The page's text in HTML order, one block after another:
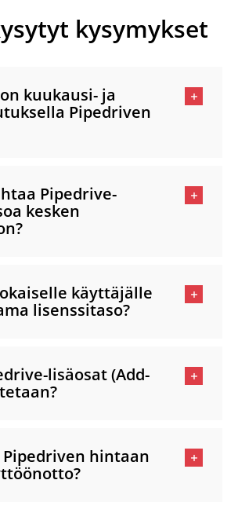
kysymykset
kuukausi- ja
Pipedriven
Pipedrive-
kesken
käyttäjälle
lisenssitaso?
lisäosat (Add-
Pipedriven hintaan